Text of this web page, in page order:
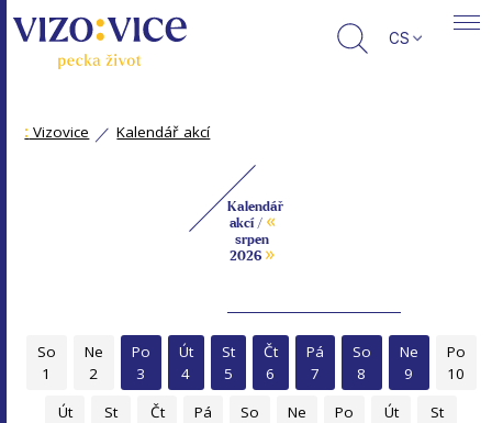
CS
: Vizovice Kalendář akcí
Kalendář
akcí / «
srpen
2026 »
So
1
Ne
2
Po
3
Út
4
St
5
Čt
6
Pá
7
So
8
Ne
9
Po
10
Út
St
Čt
Pá
So
Ne
Po
Út
St